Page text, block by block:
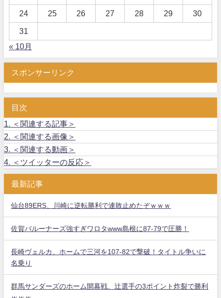
24 25 26 27 28 29 30
31
« 10月
スポンサーリンク
目次
1.
＜関連する記事＞
2.
＜関連する画像＞
3.
＜関連する動画＞
4.
＜ツイッターの反応＞
最新記事
仙台89ERS、川崎に逆転勝利で連敗止めたぞｗｗｗ
佐賀バルーナーズ強すぎワロタwww島根に87-79で圧勝！
長崎ヴェルカ、ホームで三河を107-82で撃破！タイトル争いに
名乗り
群馬サンダーズのホーム開幕戦、辻選手の3ポイント炸裂で勝利